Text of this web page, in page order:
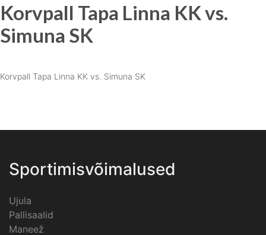
Korvpall Tapa Linna KK vs.
Simuna SK
Korvpall Tapa Linna KK vs. Simuna SK
Sportimisvõimalused
Ujula
Pallisaalid
Maneež